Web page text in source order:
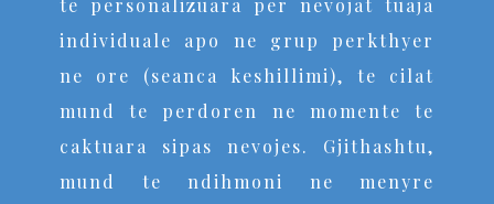
te personalizuara per nevojat tuaja
individuale apo ne grup perkthyer
ne ore (seanca keshillimi), te cilat
mund te perdoren ne momente te
caktuara sipas nevojes. Gjithashtu,
mund te ndihmoni ne menyre